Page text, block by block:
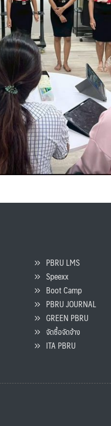
PBRU LMS
Speexx
Boot Camp
PBRU JOURNAL
GREEN PBRU
จัดซื้อจัดจ้าง
ITA PBRU